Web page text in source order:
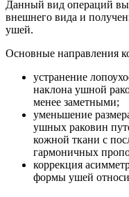
Данный вид операций
внешнего вида и
ушей.
Основные направления
устранение
наклона ушной
менее заметными;
уменьшение
ушных раковин
кожной ткани с
гармоничных
коррекция
формы ушей